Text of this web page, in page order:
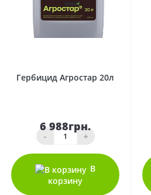
Гербицид Агростар 20л
6 988грн.
- +
В
корзину